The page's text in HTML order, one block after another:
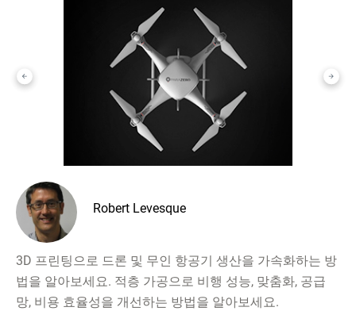
Robert Levesque
3D 프린팅으로 드론 및 무인 항공기 생산을 가속화하는 방
법을 알아보세요. 적층 가공으로 비행 성능, 맞춤화, 공급
망, 비용 효율성을 개선하는 방법을 알아보세요.